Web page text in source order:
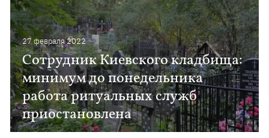
27 февраля 2022
Сотрудник Киевского кладбища:
минимум до понедельника
работа ритуальных служб
приостановлена